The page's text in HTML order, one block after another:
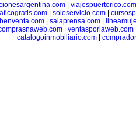
viajespuertorico.com
| soloservicio.com|
salaprensa.com
ventasporlaweb.com
catalogoinmobiliario.com|